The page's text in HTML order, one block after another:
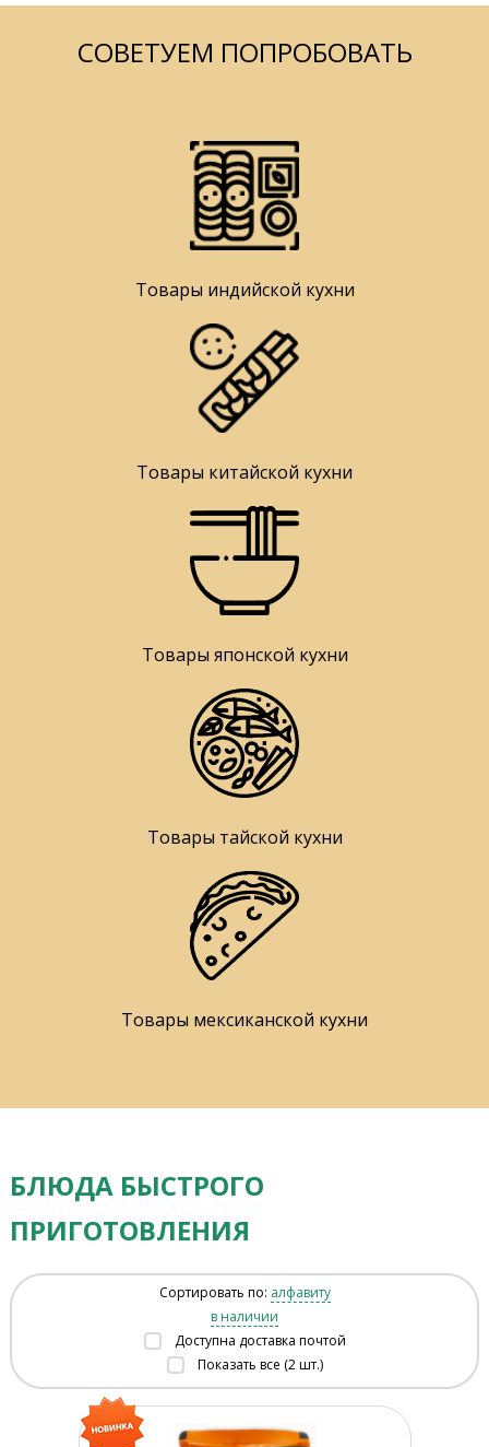
СОВЕТУЕМ ПОПРОБОВАТЬ
Товары индийской кухни
Товары китайской кухни
Товары японской кухни
Товары тайской кухни
Товары мексиканской кухни
БЛЮДА БЫСТРОГО
ПРИГОТОВЛЕНИЯ
Сортировать по: алфавиту
в наличии
Доступна доставка почтой
Показать все (2 шт.)